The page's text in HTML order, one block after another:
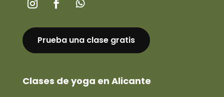
Prueba una clase gratis
Clases de yoga en Alicante